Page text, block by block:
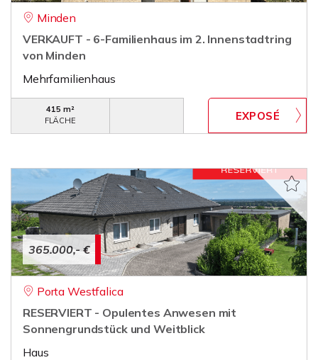
Minden
VERKAUFT - 6-Familienhaus im 2. Innenstadtring
von Minden
Mehrfamilienhaus
415 m²
FLÄCHE
365.000,- €
Porta Westfalica
RESERVIERT - Opulentes Anwesen mit
Sonnengrundstück und Weitblick
Haus